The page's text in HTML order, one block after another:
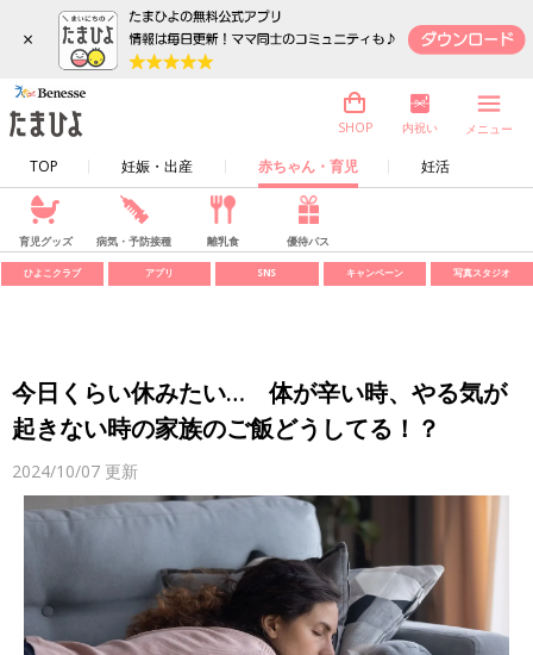
×
TOP 妊娠・出産 赤ちゃん・育児 妊活
SHOP 内祝い メニュー
育児グッズ 病気・予防接種 離乳食 優待パス
ひよこクラブ アプリ SNS キャンペーン 写真スタジオ
今日くらい休みたい… 体が辛い時、やる気が
起きない時の家族のご飯どうしてる！？
2024/10/07 更新